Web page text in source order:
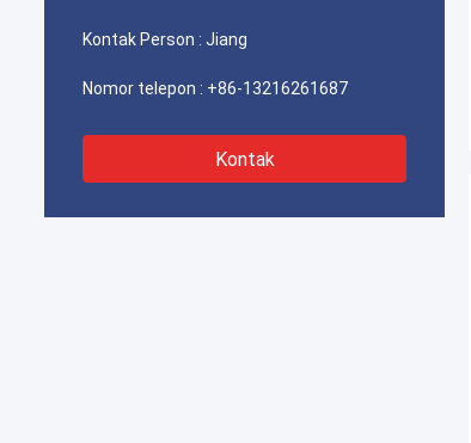
Kontak Person : Jiang
Nomor telepon : +86-13216261687
Kontak